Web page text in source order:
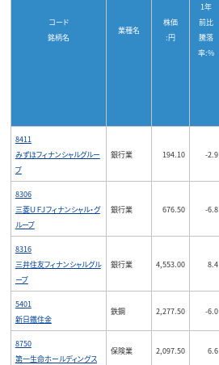
コード
銘柄名
業種名
株価
:円
1年
前比
騰落
率:%
8411
みずほフィナンシャルグルー
プ
銀行業 194.10 -2.9
8306
三菱ＵＦＪフィナンシャル・グ
ループ
銀行業 676.50 -6.8
8316
三井住友フィナンシャルグル
ープ
銀行業 4,553.00 8.4
5401
新日鐵住金
鉄鋼 2,277.50 -6.0
8750
第一生命ホールディングス
保険業 2,097.50 6.6